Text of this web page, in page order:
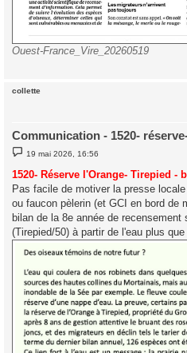
Ouest-France_Vire_20260519
collette
Communication - 1520-
M
e
s
s
a
g
e
19 mai 2026, 16:56
1520- Réserve l'Orange- Tirepied -
Pas facile de motiver la presse
ou faucon pèlerin (et GCI en bord de
bilan de la 8e année de recensement
(Tirepied/50) à partir de l'eau plus